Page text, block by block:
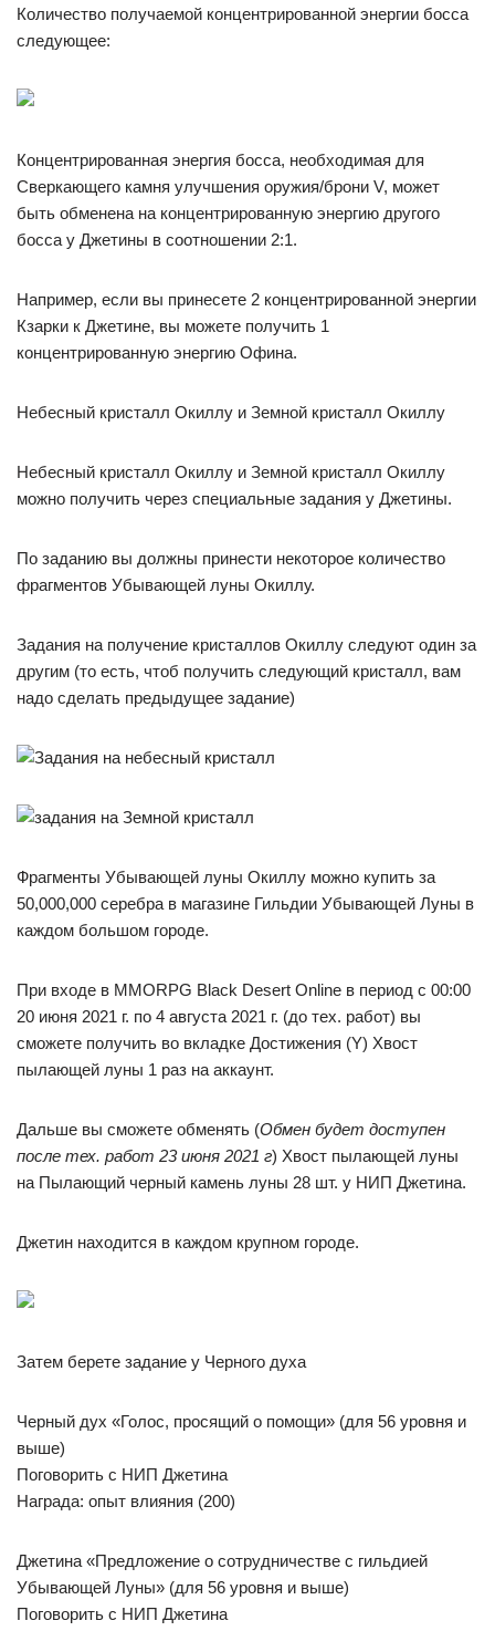
Количество получаемой концентрированной энергии босса
следующее:
Концентрированная энергия босса, необходимая для
Сверкающего камня улучшения оружия/брони V, может
быть обменена на концентрированную энергию другого
босса у Джетины в соотношении 2:1.
Например, если вы принесете 2 концентрированной энергии
Кзарки к Джетине, вы можете получить 1
концентрированную энергию Офина.
Небесный кристалл Окиллу и Земной кристалл Окиллу
Небесный кристалл Окиллу и Земной кристалл Окиллу
можно получить через специальные задания у Джетины.
По заданию вы должны принести некоторое количество
фрагментов Убывающей луны Окиллу.
Задания на получение кристаллов Окиллу следуют один за
другим (то есть, чтоб получить следующий кристалл, вам
надо сделать предыдущее задание)
Фрагменты Убывающей луны Окиллу можно купить за
50,000,000 серебра в магазине Гильдии Убывающей Луны в
каждом большом городе.
При входе в MMORPG Black Desert Online в период с 00:00
20 июня 2021 г. по 4 августа 2021 г. (до тех. работ) вы
сможете получить во вкладке Достижения (Y) Хвост
пылающей луны 1 раз на аккаунт.
Дальше вы сможете обменять (Обмен будет доступен
после тех. работ 23 июня 2021 г) Хвост пылающей луны
на Пылающий черный камень луны 28 шт. у НИП Джетина.
Джетин находится в каждом крупном городе.
Затем берете задание у Черного духа
Черный дух «Голос, просящий о помощи» (для 56 уровня и
выше)
Поговорить с НИП Джетина
Награда: опыт влияния (200)
Джетина «Предложение о сотрудничестве с гильдией
Убывающей Луны» (для 56 уровня и выше)
Поговорить с НИП Джетина